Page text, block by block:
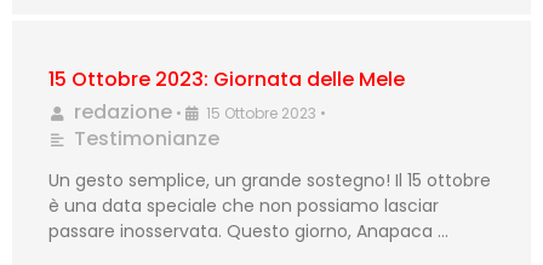
15 Ottobre 2023: Giornata delle Mele
redazione • 15 Ottobre 2023 •
Testimonianze
Un gesto semplice, un grande sostegno! Il 15 ottobre
è una data speciale che non possiamo lasciar
passare inosservata. Questo giorno, Anapaca …